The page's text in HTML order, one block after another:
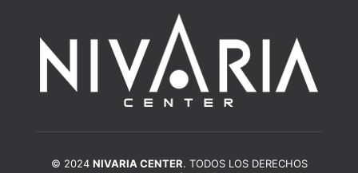
© 2024 NIVARIA CENTER. TODOS LOS DERECHOS